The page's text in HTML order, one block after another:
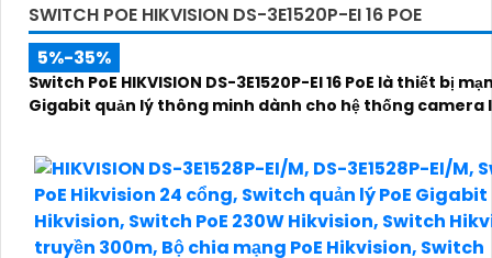
SWITCH POE HIKVISION DS-3E1520P-EI 16 POE
5%-35%
Switch PoE HIKVISION DS-3E1520P-EI 16 PoE là thiết bị
Gigabit quản lý thông minh dành cho hệ thống camera